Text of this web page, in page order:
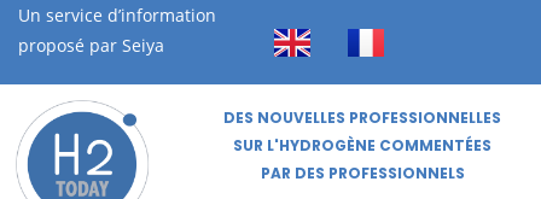
Un service d’information
proposé par Seiya
DES NOUVELLES PROFESSIONNELLES
SUR L'HYDROGÈNE COMMENTÉES
PAR DES PROFESSIONNELS